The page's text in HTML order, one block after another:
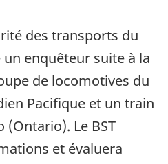
des transports du
un enquêteur suite à la
de locomotives du
Pacifique et un train
Le BST
et évaluera